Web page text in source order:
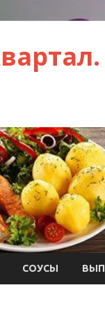
СОУСЫ